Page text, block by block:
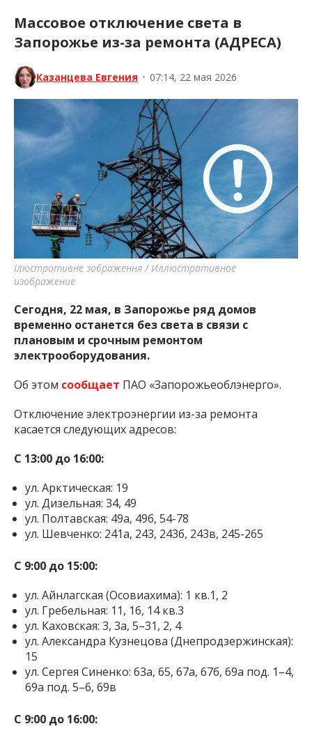
Массовое отключение света в
Запорожье из-за ремонта (АДРЕСА)
Казанцева Евгения • 07:14, 22 мая 2026
Ілюстративне зображення / Иллюстративное
изображение
Сегодня, 22 мая, в Запорожье ряд домов
временно останется без света в связи с
плановым и срочным ремонтом
электрооборудования.
Об этом сообщает ПАО «Запорожьеоблэнерго».
Отключение электроэнергии из-за ремонта
касается следующих адресов:
С 13:00 до 16:00:
ул. Арктическая: 19
ул. Дизельная: 34, 49
ул. Полтавская: 49а, 49б, 54-78
ул. Шевченко: 241а, 243, 243б, 243в, 245-265
С 9:00 до 15:00:
ул. Айнлагская (Осовиахима): 1 кв.1, 2
ул. Гребельная: 11, 16, 14 кв.3
ул. Каховская: 3, 3а, 5–31, 2, 4
ул. Александра Кузнецова (Днепродзержинская):
15
ул. Сергея Синенко: 63а, 65, 67а, 67б, 69а под. 1–4,
69а под. 5–6, 69в
С 9:00 до 16:00: